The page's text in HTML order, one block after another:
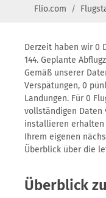
Flio.com
Derzeit haben wir 0
144. Geplante
Gemäß unserer
Verspätungen, 0
Landungen. Für 0
vollständigen Daten
installieren erhalten
Ihrem eigenen
Überblick über die
Überblick